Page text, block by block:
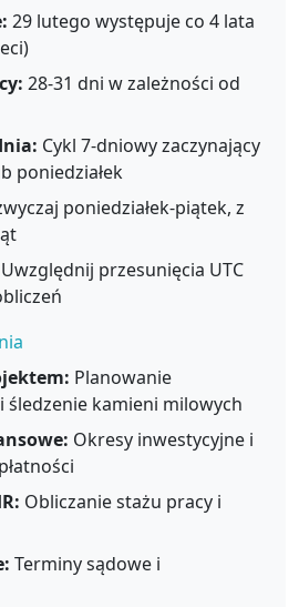
29 lutego występuje co 4 lata
28-31 dni w zależności od
Cykl 7-dniowy zaczynający
poniedziałek
poniedziałek-piątek, z
Uwzględnij przesunięcia UTC
Planowanie
kamieni milowych
Okresy inwestycyjne i
Obliczanie stażu pracy i
Terminy sądowe i